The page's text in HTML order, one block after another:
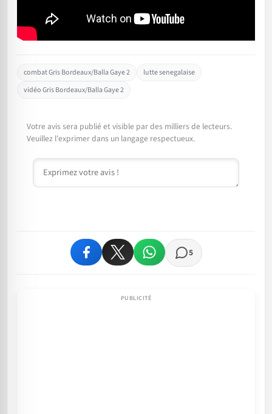
combat Gris Bordeaux/Balla Gaye 2
lutte senegalaise
vidéo Gris Bordeaux/Balla Gaye 2
Votre avis sera publié et visible par des milliers de lecteurs.
Veuillez l'exprimer dans un langage respectueux.
Commentaire
5